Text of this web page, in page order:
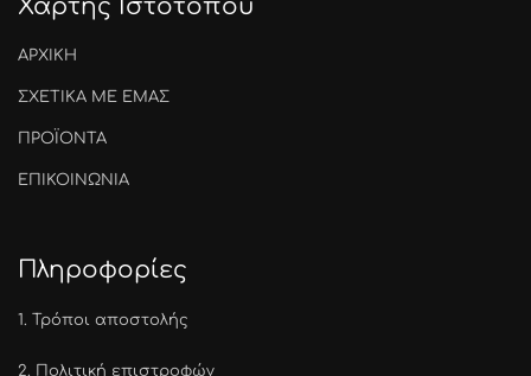
Χάρτης Ιστοτόπου
ΑΡΧΙΚΗ
ΣΧΕΤΙΚΑ ΜΕ ΕΜΑΣ
ΠΡΟΪΟΝΤΑ
ΕΠΙΚΟΙΝΩΝΙΑ
Πληροφορίες
1. Τρόποι αποστολής
2. Πολιτική επιστροφών